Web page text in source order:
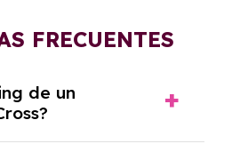
FRECUENTES
de un